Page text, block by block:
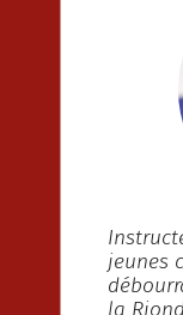
jeunes
la